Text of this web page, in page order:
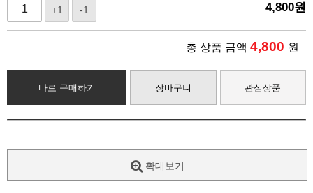
+1 -1 4,800원
총 상품 금액 4,800 원
바로 구매하기 장바구니 관심상품
확대보기